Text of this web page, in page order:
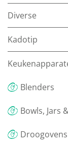
Diverse
Kadotip
Blenders
Bowls, Jars
Droogovens